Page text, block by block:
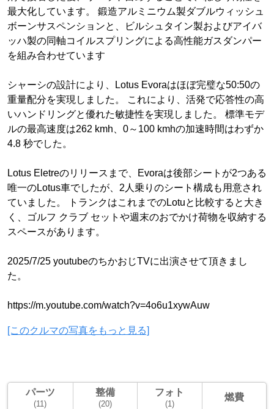
最大化しています。 鍛造アルミニウム製ダブルウィッシュ
ボーンサスペンションと、ビルシュタイン製およびアイバ
ッハ製の同軸コイルスプリングによる高性能ガスダンパー
を組み合わせています
シャーシの設計により、Lotus Evoraはほぼ完璧な50:50の
重量配分を実現しました。 これにより、活発で応答性の高
いハンドリングと優れた敏捷性を実現しました。 標準モデ
ルの最高速度は262 kmh、0～100 kmhの加速時間はわずか
4.8 秒でした。
Lotus Eletreのリリースまで、Evoraは後部シートが2つある
唯一のLotus車でしたが、2人乗りのシート構成も用意され
ていました。 トランクはこれまでのLotuと比較すると大き
く、ゴルフ クラブ セットや週末のおでかけ荷物を収納する
スペースがあります。
2025/7/25 youtubeのちかおじTVに出演させて頂きまし
た。
https://m.youtube.com/watch?v=4o6u1xywAuw
[このクルマの写真をもっと見る]
パーツ
(11)
整備
(20)
フォト
(1)
燃費